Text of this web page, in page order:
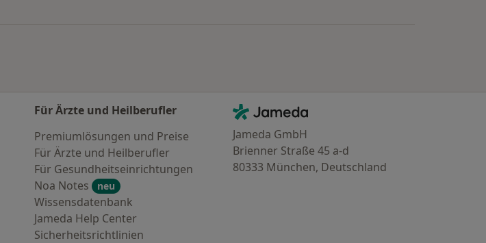
Für Ärzte und Heilberufler
Premiumlösungen und Preise
Für Ärzte und Heilberufler
Für Gesundheitseinrichtungen
Noa Notes
neu
Wissensdatenbank
Jameda Help Center
Sicherheitsrichtlinien
Kontakt
Jameda - Startseite
Jameda GmbH
Brienner Straße 45 a-d
80333 München, Deutschland